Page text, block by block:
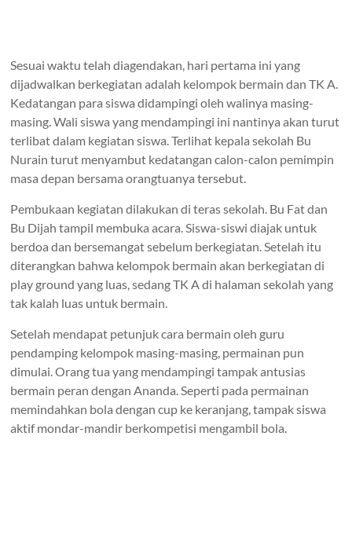
Sesuai waktu telah diagendakan, hari pertama ini yang
dijadwalkan berkegiatan adalah kelompok bermain dan TK A.
Kedatangan para siswa didampingi oleh walinya masing-
masing. Wali siswa yang mendampingi ini nantinya akan turut
terlibat dalam kegiatan siswa. Terlihat kepala sekolah Bu
Nurain turut menyambut kedatangan calon-calon pemimpin
masa depan bersama orangtuanya tersebut.
Pembukaan kegiatan dilakukan di teras sekolah. Bu Fat dan
Bu Dijah tampil membuka acara. Siswa-siswi diajak untuk
berdoa dan bersemangat sebelum berkegiatan. Setelah itu
diterangkan bahwa kelompok bermain akan berkegiatan di
play ground yang luas, sedang TK A di halaman sekolah yang
tak kalah luas untuk bermain.
Setelah mendapat petunjuk cara bermain oleh guru
pendamping kelompok masing-masing, permainan pun
dimulai. Orang tua yang mendampingi tampak antusias
bermain peran dengan Ananda. Seperti pada permainan
memindahkan bola dengan cup ke keranjang, tampak siswa
aktif mondar-mandir berkompetisi mengambil bola.